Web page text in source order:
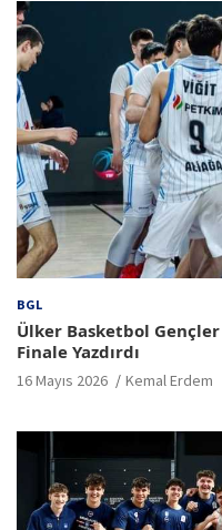
BGL
Ülker Basketbol Gençler
Finale Yazdırdı
16 Mayıs 2026 Kemal Erdem